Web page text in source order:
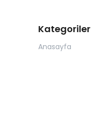
Kategoriler
Anasayfa